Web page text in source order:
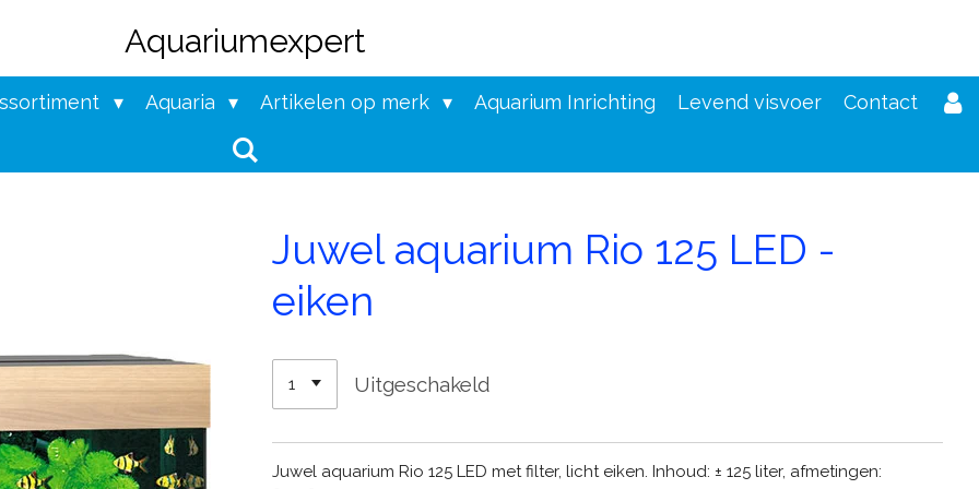
Aquariumexpert
Aquaria Artikelen op merk Aquarium Inrichting Levend visvoer Contact
Juwel aquarium Rio 125 LED -
eiken
Uitgeschakeld
Juwel aquarium Rio 125 LED met filter, licht eiken. Inhoud: ± 125 liter, afmetingen: